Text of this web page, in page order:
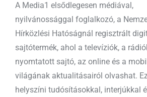
A Media1 elsődlegesen médiával,
nyilvánossággal foglalkozó, a
Hírközlési Hatóságnál regisztrált
sajtótermék, ahol a televíziók, a
nyomtatott sajtó, az online és a
világának aktualitásairól olvashat.
helyszíni tudósításokkal, interjúkkal